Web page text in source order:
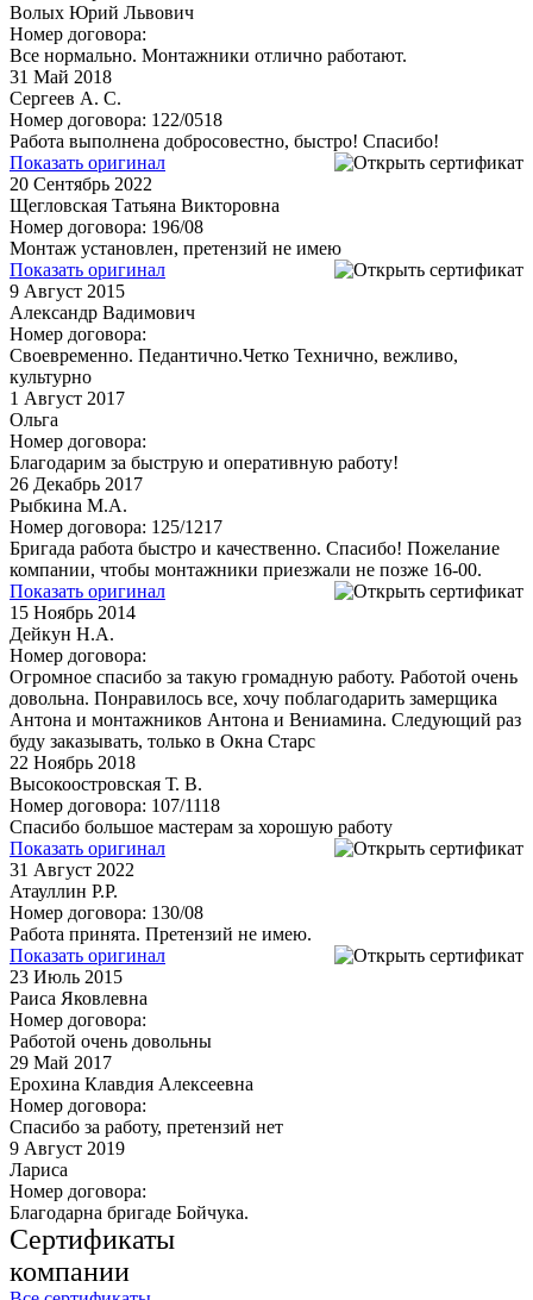
Волых Юрий Львович
Номер договора:
Все нормально. Монтажники отлично работают.
31 Май 2018
Сергеев А. С.
Номер договора: 122/0518
Работа выполнена добросовестно, быстро! Спасибо!
Показать оригинал
20 Сентябрь 2022
Щегловская Татьяна Викторовна
Номер договора: 196/08
Монтаж установлен, претензий не имею
Показать оригинал
9 Август 2015
Александр Вадимович
Номер договора:
Своевременно. Педантично.Четко Технично, вежливо,
культурно
1 Август 2017
Ольга
Номер договора:
Благодарим за быструю и оперативную работу!
26 Декабрь 2017
Рыбкина М.А.
Номер договора: 125/1217
Бригада работа быстро и качественно. Спасибо! Пожелание
компании, чтобы монтажники приезжали не позже 16-00.
Показать оригинал
15 Ноябрь 2014
Дейкун Н.А.
Номер договора:
Огромное спасибо за такую громадную работу. Работой очень
довольна. Понравилось все, хочу поблагодарить замерщика
Антона и монтажников Антона и Вениамина. Следующий раз
буду заказывать, только в Окна Старс
22 Ноябрь 2018
Высокоостровская Т. В.
Номер договора: 107/1118
Спасибо большое мастерам за хорошую работу
Показать оригинал
31 Август 2022
Атауллин Р.Р.
Номер договора: 130/08
Работа принята. Претензий не имею.
Показать оригинал
23 Июль 2015
Раиса Яковлевна
Номер договора:
Работой очень довольны
29 Май 2017
Ерохина Клавдия Алексеевна
Номер договора:
Спасибо за работу, претензий нет
9 Август 2019
Лариса
Номер договора:
Благодарна бригаде Бойчука.
Сертификаты
компании